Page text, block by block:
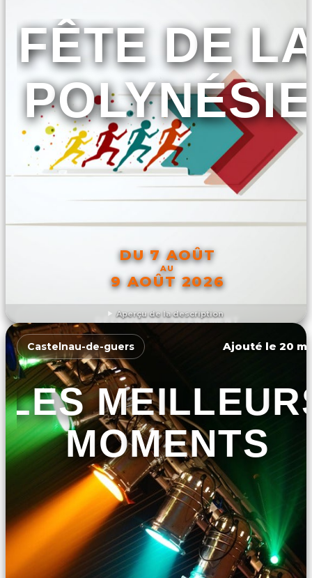
Aperçu de la description
FÊTE DE
POLYNÉSIE
DU 7 AOÛT
AU
9 AOÛT 2026
DÉCOUVRIR L'ÉVÉNEMENT
Castelnau-de-guers Ajouté le 20
LES
MOMENTS